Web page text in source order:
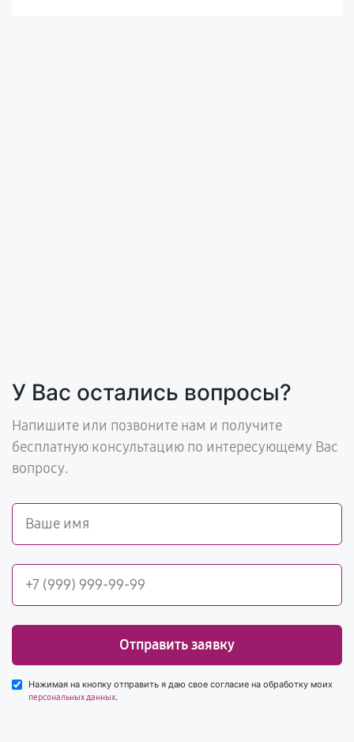
У Вас остались вопросы?
Напишите или позвоните нам и получите
бесплатную консультацию по интересующему Вас
вопросу.
Отправить заявку
Нажимая на кнопку отправить я даю свое согласие на обработку моих
персональных данных.